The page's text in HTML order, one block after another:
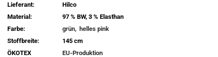
Lieferant:
Hilco
Material:
97 % BW, 3 % Elasthan
Farbe:
grün, helles pink
Stoffbreite:
145 cm
ÖKOTEX
EU-Produktion